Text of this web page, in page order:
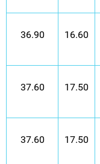
36.90 16.60
37.60 17.50
37.60 17.50